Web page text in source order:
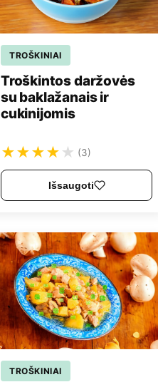
TROŠKINIAI
Troškintos daržovės
su baklažanais ir
cukinijomis
★★★★ ★ (3)
Išsaugoti
TROŠKINIAI